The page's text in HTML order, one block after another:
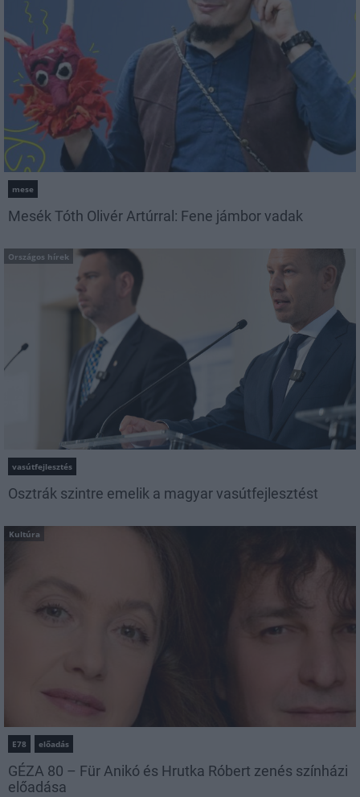
mese
Mesék Tóth Olivér Artúrral: Fene jámbor vadak
Országos hírek
vasútfejlesztés
Osztrák szintre emelik a magyar vasútfejlesztést
Kultúra
E78 előadás
GÉZA 80 – Für Anikó és Hrutka Róbert zenés színházi
előadása